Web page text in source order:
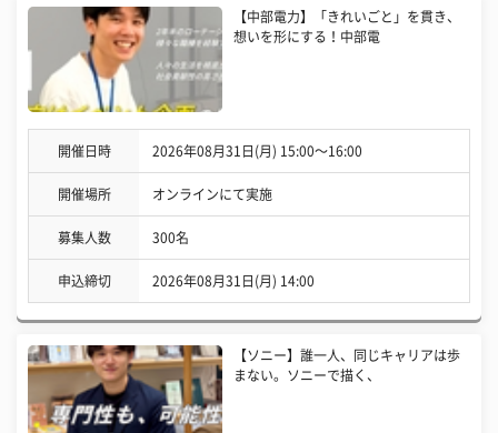
【中部電力】「きれいごと」を貫き、
想いを形にする！中部電
開催日時 2026年08月31日(月) 15:00〜16:00
開催場所 オンラインにて実施
募集人数 300名
申込締切 2026年08月31日(月) 14:00
【ソニー】誰一人、同じキャリアは歩
まない。ソニーで描く、